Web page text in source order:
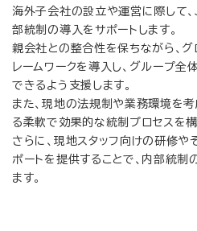
海外子会社の設立や運営に際して
部統制の導入をサポートします。
親会社との整合性を保ちながら、
レームワークを導入し、グループ全
できるよう支援します。
また、現地の法規制や業務環境を
る柔軟で効果的な統制プロセスを構
さらに、現地スタッフ向けの研修や
ポートを提供することで、内部統
ます。